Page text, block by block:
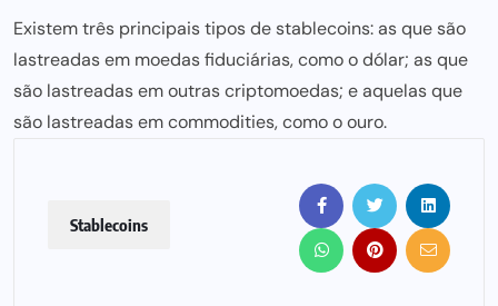
Existem três principais tipos de stablecoins: as que são
lastreadas em moedas fiduciárias, como o dólar; as que
são lastreadas em outras criptomoedas; e aquelas que
são lastreadas em commodities, como o ouro.
Stablecoins